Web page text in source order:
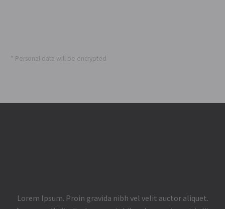
* Personal data will be encrypted
Lorem Ipsum. Proin gravida nibh vel velit auctor aliquet.